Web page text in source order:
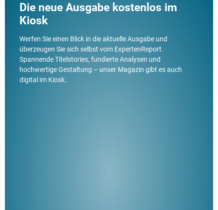
Die neue Ausgabe kostenlos im
Kiosk
Werfen Sie einen Blick in die aktuelle Ausgabe und
überzeugen Sie sich selbst vom ExpertenReport.
Spannende Titelstories, fundierte Analysen und
hochwertige Gestaltung – unser Magazin gibt es auch
digital im Kiosk.